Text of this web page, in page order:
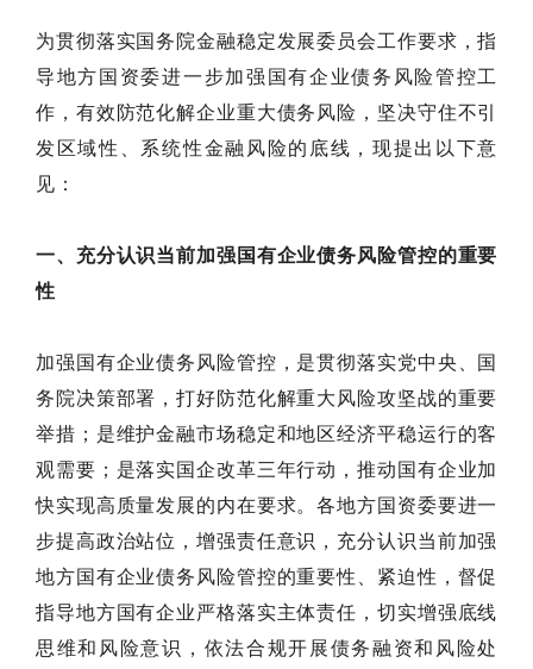
为贯彻落实国务院金融稳定发展委员会工作要求，指
导地方国资委进一步加强国有企业债务风险管控工
作，有效防范化解企业重大债务风险，坚决守住不引
发区域性、系统性金融风险的底线，现提出以下意
见：
一、充分认识当前加强国有企业债务风险管控的重要
性
加强国有企业债务风险管控，是贯彻落实党中央、国
务院决策部署，打好防范化解重大风险攻坚战的重要
举措；是维护金融市场稳定和地区经济平稳运行的客
观需要；是落实国企改革三年行动，推动国有企业加
快实现高质量发展的内在要求。各地方国资委要进一
步提高政治站位，增强责任意识，充分认识当前加强
地方国有企业债务风险管控的重要性、紧迫性，督促
指导地方国有企业严格落实主体责任，切实增强底线
思维和风险意识，依法合规开展债务融资和风险处